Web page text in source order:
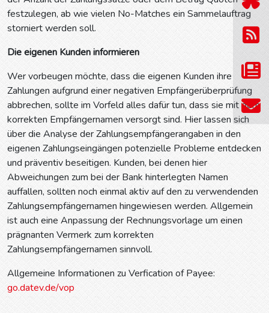
festzulegen, ab wie vielen No-Matches ein Sammelauftrag
storniert werden soll.
Die eigenen Kunden informieren
Wer vorbeugen möchte, dass die eigenen Kunden ihre
Zahlungen aufgrund einer negativen Empfängerüberprüfung
abbrechen, sollte im Vorfeld alles dafür tun, dass sie mit dem
korrekten Empfängernamen versorgt sind. Hier lassen sich
über die Analyse der Zahlungsempfängerangaben in den
eigenen Zahlungseingängen potenzielle Probleme entdecken
und präventiv beseitigen. Kunden, bei denen hier
Abweichungen zum bei der Bank hinterlegten Namen
auffallen, sollten noch einmal aktiv auf den zu verwendenden
Zahlungsempfängernamen hingewiesen werden. Allgemein
ist auch eine Anpassung der Rechnungsvorlage um einen
prägnanten Vermerk zum korrekten
Zahlungsempfängernamen sinnvoll.
Allgemeine Informationen zu Verfication of Payee:
go.datev.de/vop